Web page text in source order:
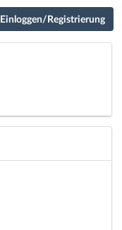
Einloggen/Registrierung